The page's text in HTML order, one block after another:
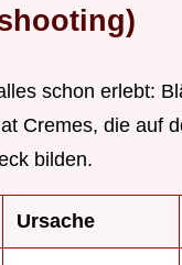
schon erlebt:
Cremes, die auf
bilden.
Ursache